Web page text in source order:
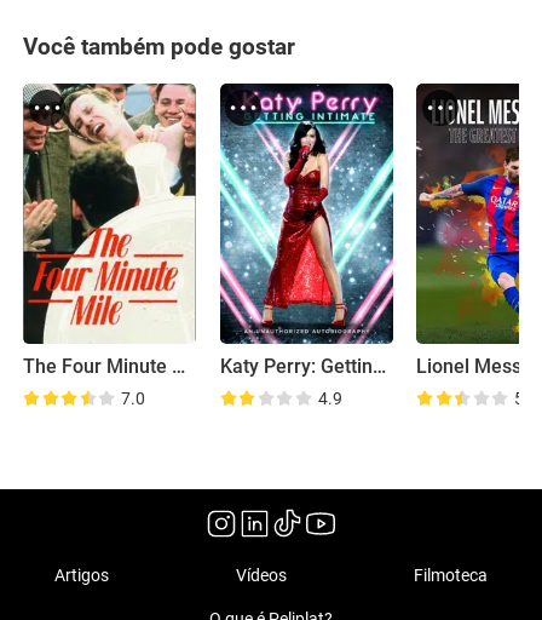
Você também pode gostar
The Four Minute Mile
7.0
Katy Perry: Getting Intimate
4.9 5.5
Artigos Vídeos Filmoteca